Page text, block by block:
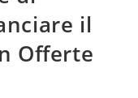
il
Offerte